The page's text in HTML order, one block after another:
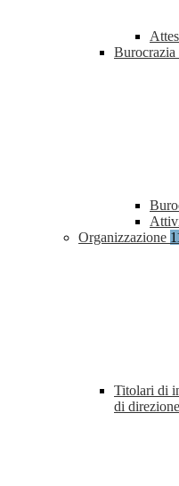
Burocrazia
Organizzazione
Titolari di
di